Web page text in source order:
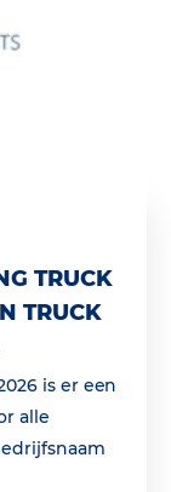
TRUCK
TRUCK
is er een
alle